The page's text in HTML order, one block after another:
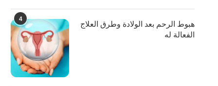
4
هبوط الرحم بعد الولادة وطرق العلاج
الفعالة له